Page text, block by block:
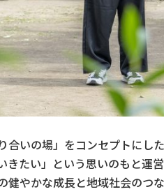
合いの場」をコンセプトに
きたい」という思いのもと運
健やかな成長と地域社会のつ